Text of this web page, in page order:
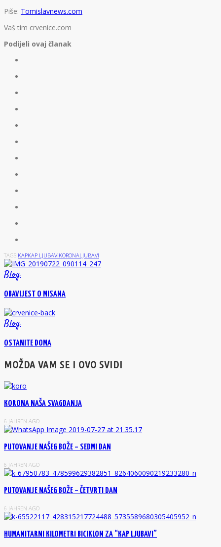
Piše: Tomislavnews.com
Vaš tim crvenice.com
Podijeli ovaj članak
TAGS:KAPKAP LJUBAVIKORONALJUBAVI
Blog
OBAVIJEST O MISAMA
Blog
OSTANITE DOMA
MOŽDA VAM SE I OVO SVIDI
KORONA NAŠA SVAGDANJA
6 JAHREN AGO
PUTOVANJE NAŠEG BOŽE – SEDMI DAN
6 JAHREN AGO
PUTOVANJE NAŠEG BOŽE – ČETVRTI DAN
6 JAHREN AGO
HUMANITARNI KILOMETRI BICIKLOM ZA “KAP LJUBAVI”